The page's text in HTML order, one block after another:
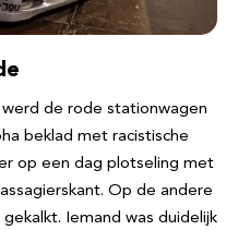
de rode stationwagen
beklad met racistische
op een dag plotseling met
Op de andere
Iemand was duidelijk